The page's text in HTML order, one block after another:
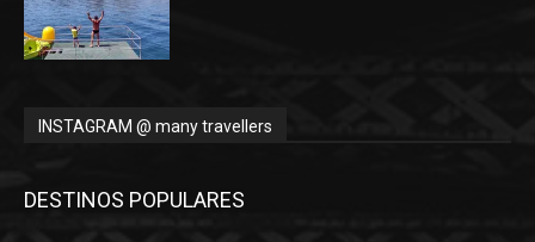
INSTAGRAM @ many travellers
DESTINOS POPULARES